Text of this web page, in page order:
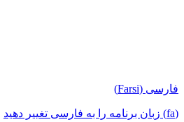
فارسی (Farsi)
(fa) زبان برنامه را به فارسی تغییر دهید